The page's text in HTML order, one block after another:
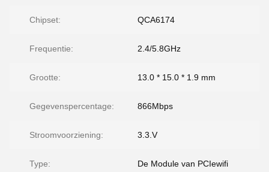
Chipset: QCA6174
Frequentie: 2.4/5.8GHz
Grootte: 13.0 * 15.0 * 1.9 mm
Gegevenspercentage: 866Mbps
Stroomvoorziening: 3.3.V
Type: De Module van PCIewifi